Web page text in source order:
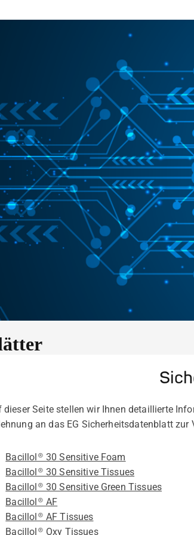
dieser Seite stellen wir Ihnen detaillierte
an das EG Sicherheitsdatenblatt zur
Bacillol® 30 Sensitive Foam
Bacillol® 30 Sensitive Tissues
Bacillol® 30 Sensitive Green Tissues
Bacillol® AF
Bacillol® AF Tissues
Bacillol® Oxy Tissues